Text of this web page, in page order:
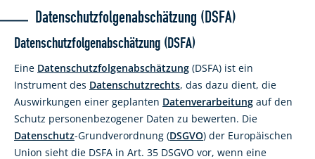
Datenschutzfolgenabschätzung (DSFA)
Datenschutzfolgenabschätzung (DSFA)
Eine Datenschutzfolgenabschätzung (DSFA) ist ein
Instrument des Datenschutzrechts, das dazu dient, die
Auswirkungen einer geplanten Datenverarbeitung auf den
Schutz personenbezogener Daten zu bewerten. Die
Datenschutz-Grundverordnung (DSGVO) der Europäischen
Union sieht die DSFA in Art. 35 DSGVO vor, wenn eine